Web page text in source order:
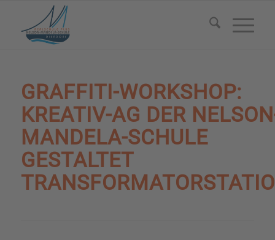
GRAFFITI-WORKSHOP:
KREATIV-AG DER
MANDELA-SCHULE
GESTALTET